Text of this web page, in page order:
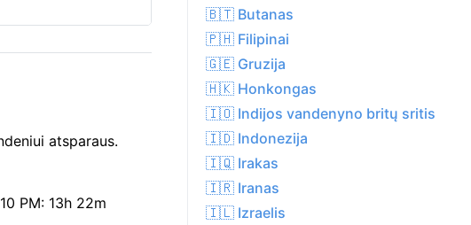
atsparaus.
PM: 13h 22m
🇧🇹 Butanas
🇵🇭 Filipinai
🇬🇪 Gruzija
🇭🇰 Honkongas
🇮🇴 Indijos vandenyno britų sritis
🇮🇩 Indonezija
🇮🇶 Irakas
🇮🇷 Iranas
🇮🇱 Izraelis